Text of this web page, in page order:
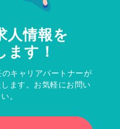
人情報を
ます！
キャリアパートナーが
ます。お気軽にお問い
。